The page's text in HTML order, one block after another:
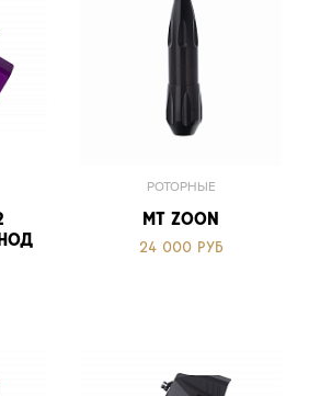
РОТОРНЫЕ
MT ZOON
24 000 РУБ